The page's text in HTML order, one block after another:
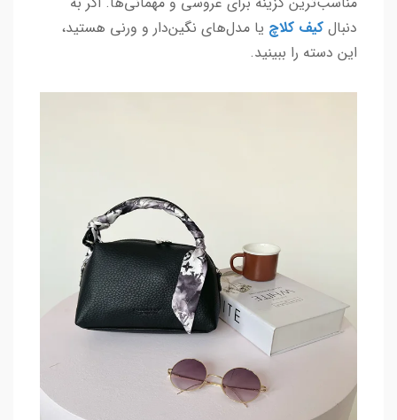
دنبال کیف کلاچ یا مدل‌های نگین‌دار و ورنی هستید،
این دسته را ببینید.